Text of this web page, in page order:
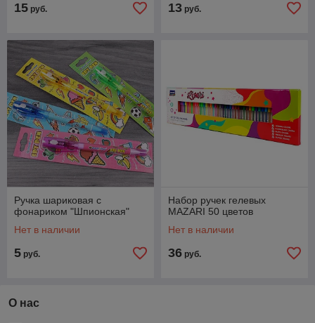
15 руб. 13 руб.
Ручка шариковая с
фонариком "Шпионская"
Нет в наличии
5 руб.
Набор ручек гелевых
MAZARI 50 цветов
Нет в наличии
36 руб.
О нас